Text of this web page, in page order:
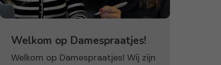
Welkom op Damespraatjes!
Welkom op Damespraatjes! Wij zijn